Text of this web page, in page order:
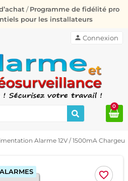
/Programme de fidélité pro
pour les installateurs
person Connexion
0
Alarme 12V / 1500mA
favorite_border